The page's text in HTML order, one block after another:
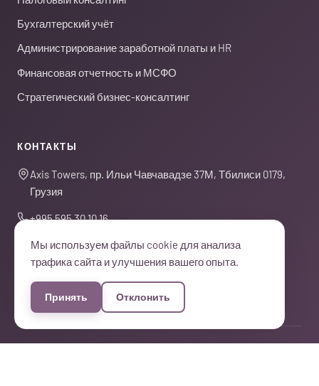
Бухгалтерский учёт
Администрирование заработной платы и HR
Финансовая отчетность и МСФО
Стратегический бизнес-консалтинг
КОНТАКТЫ
Axis Towers, пр. Ильи Чавчавадзе 37М, Тбилиси 0179,
Грузия
+995 595 30 10 16
contact@dgn.ge
Мы используем файлы cookie для анализа
трафика сайта и улучшения вашего опыта.
Принять Отклонить